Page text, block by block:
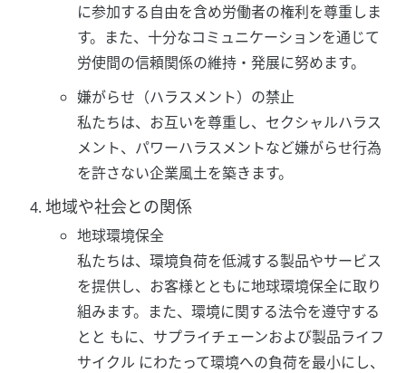
に参加する自由を含め労働者の権利を尊重しま
す。また、十分なコミュニケーションを通じて
労使間の信頼関係の維持・発展に努めます。
嫌がらせ（ハラスメント）の禁止
私たちは、お互いを尊重し、セクシャルハラス
メント、パワーハラスメントなど嫌がらせ行為
を許さない企業風土を築きます。
地域や社会との関係
地球環境保全
私たちは、環境負荷を低減する製品やサービス
を提供し、お客様とともに地球環境保全に取り
組みます。また、環境に関する法令を遵守する
とと もに、サプライチェーンおよび製品ライフ
サイクル にわたって環境への負荷を最小にし、